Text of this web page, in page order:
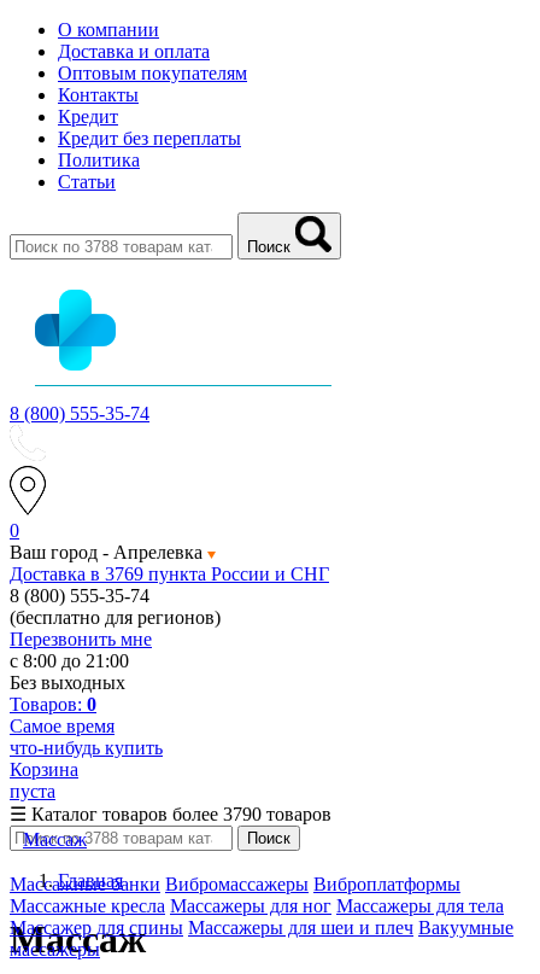
О компании
Доставка и оплата
Оптовым покупателям
Контакты
Кредит
Кредит без переплаты
Политика
Статьи
Поиск
8 (800) 555-35-74
0
Ваш город - Апрелевка
Доставка в 3769 пункта России и СНГ
8 (800) 555-35-74
(бесплатно для регионов)
Перезвонить мне
с 8:00 до 21:00
Без выходных
Товаров: 0
Самое время
что-нибудь купить
Корзина
пуста
☰ Каталог товаров более 3790 товаров
Массаж
Массажные банки Вибромассажеры Виброплатформы
Массажные кресла Массажеры для ног Массажеры для тела
Массажер для спины Массажеры для шеи и плеч Вакуумные
массажеры
Поиск
Главная
Массаж